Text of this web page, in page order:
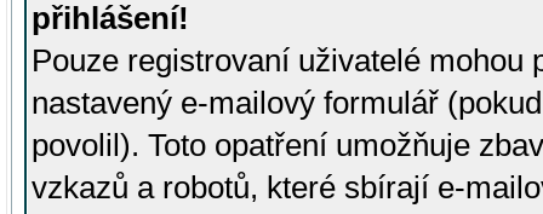
přihlášení!
Pouze registrovaní uživatelé mohou
nastavený e-mailový formulář
povolil). Toto opatření umožňuje
vzkazů a robotů, které sbírají e-